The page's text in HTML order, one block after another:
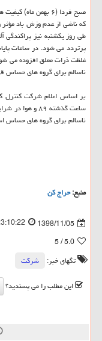
صبح فردا (۶ بهمن
كه ناشی از عدم وزش باد
طی روز یكشنبه نیز پراكندگی
پرتردد می شود. در ساعات
غلظت ذرات معلق افزوده می
ناسالم برای گروه های حساس
ناسالم برای گروه های حساس
منبع:حراج كن
1398/11/05
5.0
/ 5
تگهای خبر:
شركت
این مطلب را می پسندید؟